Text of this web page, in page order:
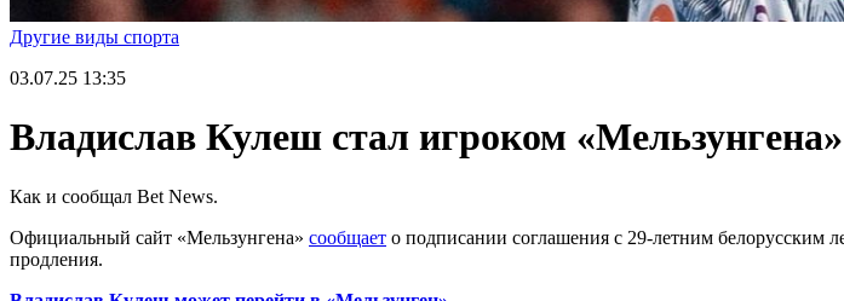
Другие виды спорта
03.07.25 13:35
Владислав Кулеш стал игроком «Мельзунгена»
Как и сообщал Bet News.
Официальный сайт «Мельзунгена» сообщает о подписании соглашения с 29-летним белорусским
продления.